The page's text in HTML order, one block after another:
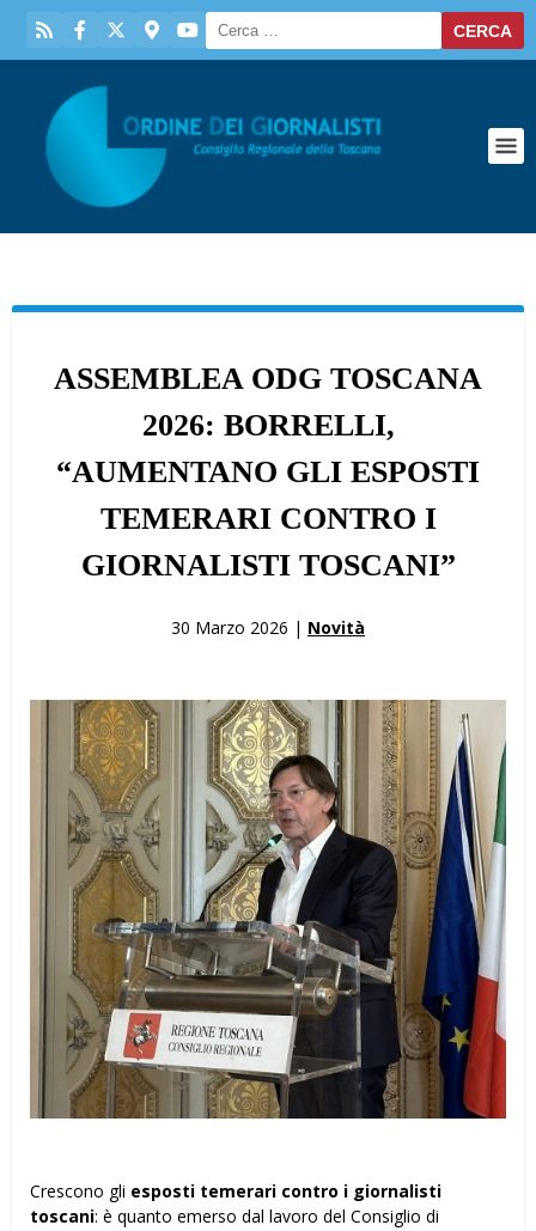
ASSEMBLEA ODG TOSCANA
2026: BORRELLI,
“AUMENTANO GLI ESPOSTI
TEMERARI CONTRO I
GIORNALISTI TOSCANI”
30 Marzo 2026 | Novità
Crescono gli esposti temerari contro i giornalisti
toscani: è quanto emerso dal lavoro del Consiglio di